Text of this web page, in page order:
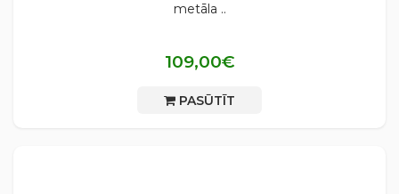
metāla ..
109,00€
PASŪTĪT